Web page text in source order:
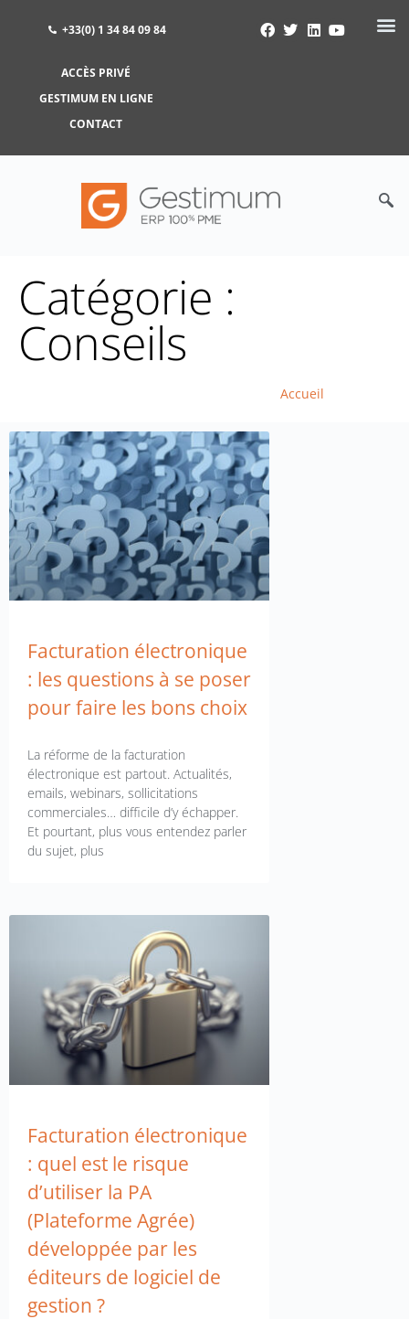
ACCÈS PRIVÉ
GESTIMUM EN LIGNE
CONTACT
+33(0) 1 34 84 09 84
Catégorie :
Conseils
Accueil
Facturation électronique
: les questions à se poser
pour faire les bons choix
La réforme de la facturation
électronique est partout. Actualités,
emails, webinars, sollicitations
commerciales… difficile d’y échapper.
Et pourtant, plus vous entendez parler
du sujet, plus
Facturation électronique
: quel est le risque
d’utiliser la PA
(Plateforme Agrée)
développée par les
éditeurs de logiciel de
gestion ?